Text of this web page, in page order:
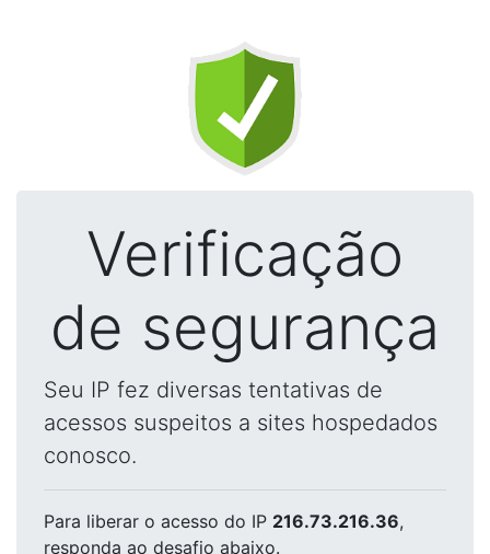
Verificação
de segurança
Seu IP fez diversas tentativas de
acessos suspeitos a sites hospedados
conosco.
Para liberar o acesso do IP 216.73.216.36,
responda ao desafio abaixo.